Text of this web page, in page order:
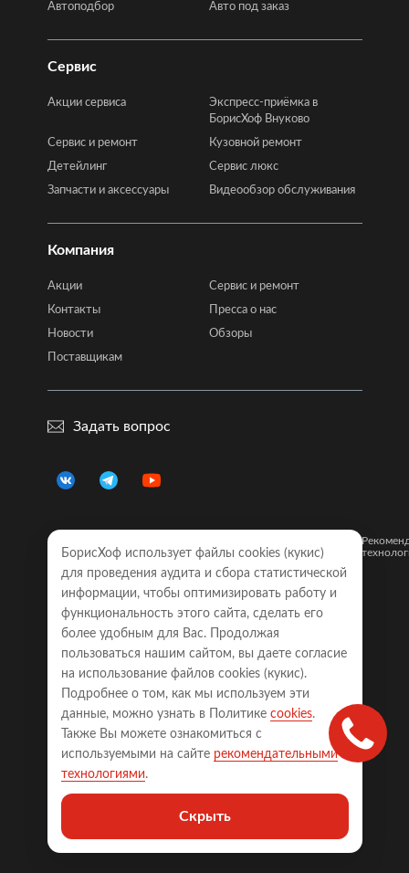
Автоподбор
Авто под заказ
Сервис
Акции сервиса
Экспресс-приёмка в
БорисХоф Внуково
Сервис и ремонт
Кузовной ремонт
Детейлинг
Сервис люкс
Запчасти и аксессуары
Видеообзор обслуживания
Компания
Акции
Сервис и ремонт
Контакты
Пресса о нас
Новости
Обзоры
Поставщикам
Задать вопрос
Правовая
информация
конфиденциальности
сайта
Обращаем Ваше внимание на то, что все объявления о
моделях автомобилей, размещенные на настоящем
интернет-сайте, носят исключительно информационный
характер и ни при каких условиях не являются публичной
офертой, определяемой положениями Статьи 437
Гражданского кодекса Российской Федерации. Для
получения точной информации о наличии моделей с
требуемой комплектацией, техническими характеристиками
и цветовыми сочетаниями, а также точной стоимости
автомобилей, пожалуйста, обращайтесь к менеджерам
соответствующего автосалона.
Права на сайт принадлежат ООО «БОРИСХОФ ХОЛДИНГ»
(ИНН 7714700709, ОГРН 5077746977930)
123290, Россия, г. Москва, 2-я Магистральная ул., д. 18, стр.
22, ООО «БОРИСХОФ ХОЛДИНГ», ИНН 7714700709, ОГРН
5077746977930, +74957852244, info@borishof.ru
БорисХоф использует файлы cookies (кукиc)
для проведения аудита и сбора статистической
информации, чтобы оптимизировать работу и
функциональность этого сайта, сделать его
более удобным для Вас. Продолжая
пользоваться нашим сайтом, вы даете согласие
на использование файлов cookies (кукиc).
Подробнее о том, как мы используем эти
данные, можно узнать в Политике cookies.
Также Вы можете ознакомиться с
используемыми на сайте рекомендательными
технологиями.
Скрыть